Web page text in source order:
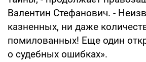
Валентин Стефанович. -
казненных, ни даже
помилованных! Еще один
о судебных ошибках».